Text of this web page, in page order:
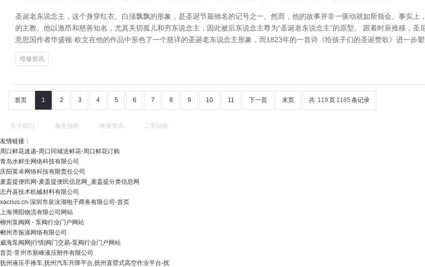
圣诞老东说念主，这个身穿红衣、白须飘飘的形象，是圣诞节最驰名的记号之一。然而，他的故事并非一驱动就如斯领会。事实
的主教。他以激昂和慈善知名，尤其关切孤儿和穷东说念主，因此被后东说念主尊为“圣诞老东说念主”的原型。 跟着时辰推移，
意思国作者华盛顿·欧文在他的作品中形色了一个慈详的圣诞老东说念主形象，而1823年的一首诗《给孩子们的圣诞赞歌》进一步
维修资讯
首页 1 2 3 4 5 6 7 8 9 10 11 下一页 末页 共 119 页 1185 条记录
关于我们 服务指南 维修资讯 二手回收
友情链接：
周口鲜花速递-周口同城送鲜花-周口鲜花订购
青岛水鲜生网络科技有限公司
庆阳英卓网络科技有限责任公司
麦盖提便民网-麦盖提便民信息网_麦盖提分类信息网
志丹县技术机械材料有限公司
xacrius.cn-深圳市泉泳湖电子商务有限公司-首页
上海博阳物流有限公司网站
柳州泵阀网 - 泵阀行业门户网站
郴州市振涤网络有限公司
威海泵阀网|行情|阀门交易-泵阀行业门户网站
首页-常州市新峰液压附件有限公司
抚州液压手推车,抚州汽车升降平台,抚州直臂式高空作业平台-抚